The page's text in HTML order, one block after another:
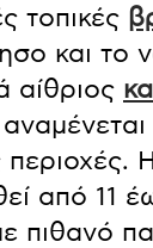
τοπικές
και το
αίθριος
περιοχές.
από 11
πιθανό